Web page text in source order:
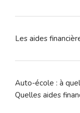
Les aides
Auto-école : à
Quelles aides